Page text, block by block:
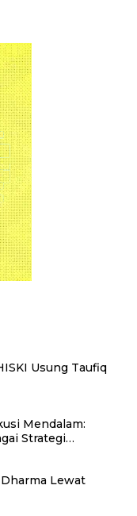
Usung Taufiq
Mendalam:
Strategi
Lewat